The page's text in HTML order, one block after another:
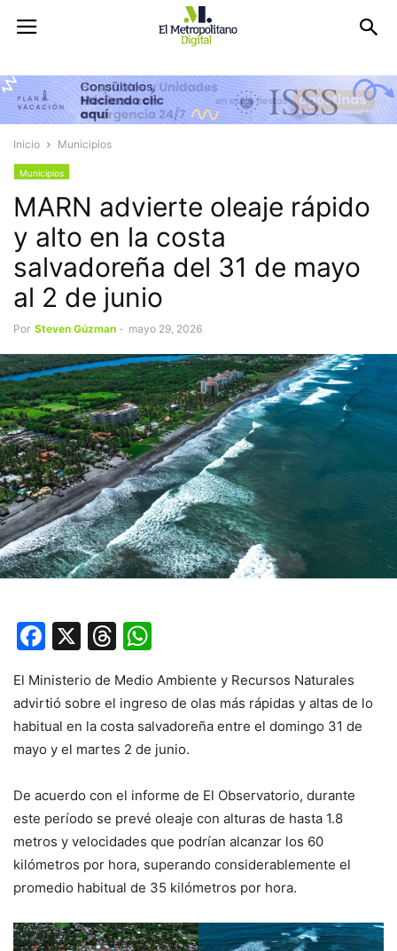
Inicio Municipios
Municipios
MARN advierte oleaje rápido
y alto en la costa
salvadoreña del 31 de mayo
al 2 de junio
Por Steven Gúzman - mayo 29, 2026
Facebook
X Threads
El Ministerio de Medio Ambiente y Recursos Naturales
advirtió sobre el ingreso de olas más rápidas y altas de lo
habitual en la costa salvadoreña entre el domingo 31 de
mayo y el martes 2 de junio.
De acuerdo con el informe de El Observatorio, durante
este período se prevé oleaje con alturas de hasta 1.8
metros y velocidades que podrían alcanzar los 60
kilómetros por hora, superando considerablemente el
promedio habitual de 35 kilómetros por hora.